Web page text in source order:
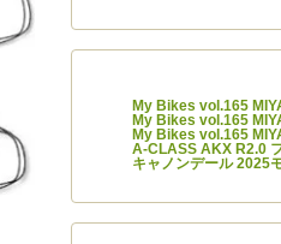
My Bikes vol.165
My Bikes vol.165
My Bikes vol.165
A-CLASS AKX R2.0
キャノンデール 2025